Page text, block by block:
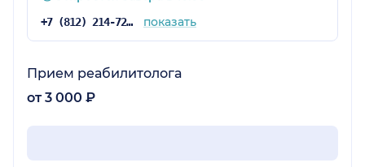
+7 (812) 214-72-37 показать
Прием реабилитолога
от 3 000 ₽